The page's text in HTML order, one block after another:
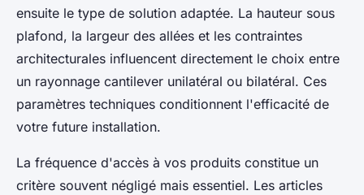
ensuite le type de solution adaptée. La hauteur sous
plafond, la largeur des allées et les contraintes
architecturales influencent directement le choix entre
un rayonnage cantilever unilatéral ou bilatéral. Ces
paramètres techniques conditionnent l'efficacité de
votre future installation.
La fréquence d'accès à vos produits constitue un
critère souvent négligé mais essentiel. Les articles